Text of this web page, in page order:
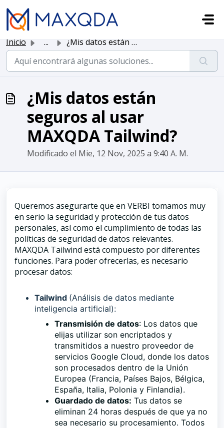
Saltar al contenido principal
Inicio ... ¿Mis datos están seguros al usar MAXQDA Tailwind?
¿Mis datos están
seguros al usar
MAXQDA Tailwind?
Modificado el Mie, 12 Nov, 2025 a 9:40 A. M.
Queremos asegurarte que en VERBI tomamos muy
en serio la seguridad y protección de tus datos
personales, así como el cumplimiento de todas las
políticas de seguridad de datos relevantes.
MAXQDA Tailwind está compuesto por diferentes
funciones. Para poder ofrecerlas, es necesario
procesar datos:
Tailwind (Análisis de datos mediante
inteligencia artificial):
Transmisión de datos: Los datos que
elijas utilizar son encriptados y
transmitidos a nuestro proveedor de
servicios Google Cloud, donde los datos
son procesados dentro de la Unión
Europea (Francia, Países Bajos, Bélgica,
España, Italia, Polonia y Finlandia).
Guardado de datos: Tus datos se
eliminan 24 horas después de que ya no
sea necesario su procesamiento. Todos